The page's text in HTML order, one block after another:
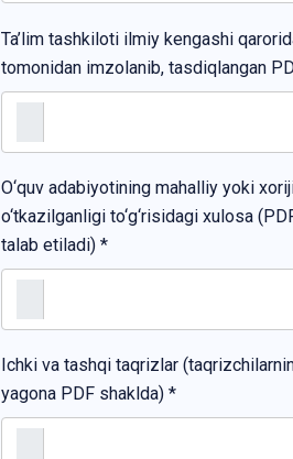
Ta’lim tashkiloti ilmiy kengashi
tomonidan imzolanib, tasdiqlangan
O‘quv adabiyotining mahalliy yoki
o‘tkazilganligi to‘g‘risidagi xulosa
talab etiladi) *
Ichki va tashqi taqrizlar
yagona PDF shaklda) *